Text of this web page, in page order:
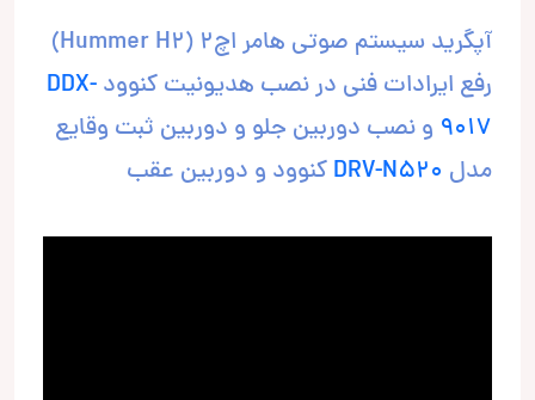
آپگرید سیستم صوتی هامر اچ2 (Hummer H2)
رفع ایرادات فنی در نصب هدیونیت کنوودDDX-
9017 و نصب دوربین جلو و دوربین ثبت وقایع
مدل DRV-N520کنوود و دوربین عقب